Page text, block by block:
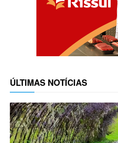
ÚLTIMAS NOTÍCIAS